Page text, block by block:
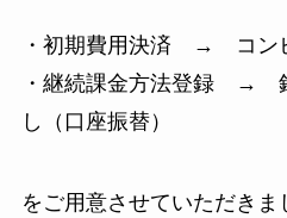
・初期費用決済 → コン
・継続課金方法登録 →
し（口座振替）
をご用意させていただきま